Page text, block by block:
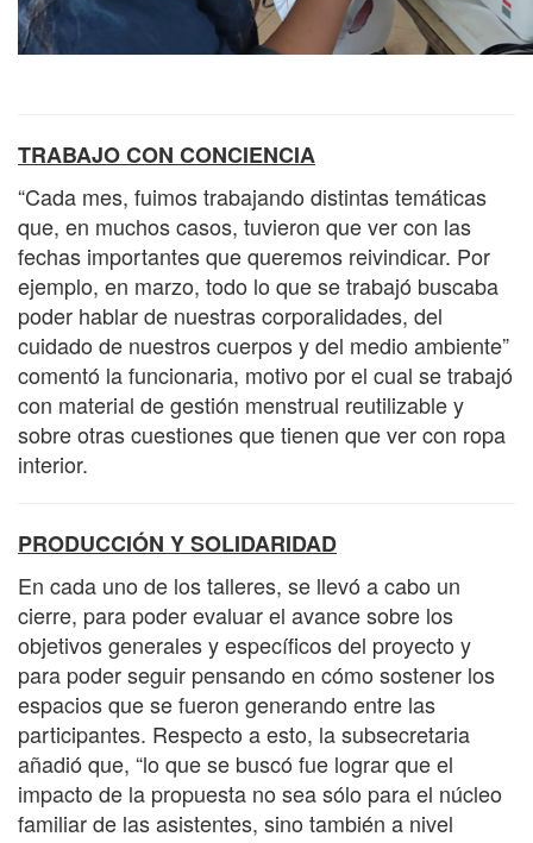
TRABAJO CON CONCIENCIA
“Cada mes, fuimos trabajando distintas temáticas
que, en muchos casos, tuvieron que ver con las
fechas importantes que queremos reivindicar. Por
ejemplo, en marzo, todo lo que se trabajó buscaba
poder hablar de nuestras corporalidades, del
cuidado de nuestros cuerpos y del medio ambiente”
comentó la funcionaria, motivo por el cual se trabajó
con material de gestión menstrual reutilizable y
sobre otras cuestiones que tienen que ver con ropa
interior.
PRODUCCIÓN Y SOLIDARIDAD
En cada uno de los talleres, se llevó a cabo un
cierre, para poder evaluar el avance sobre los
objetivos generales y específicos del proyecto y
para poder seguir pensando en cómo sostener los
espacios que se fueron generando entre las
participantes. Respecto a esto, la subsecretaria
añadió que, “lo que se buscó fue lograr que el
impacto de la propuesta no sea sólo para el núcleo
familiar de las asistentes, sino también a nivel